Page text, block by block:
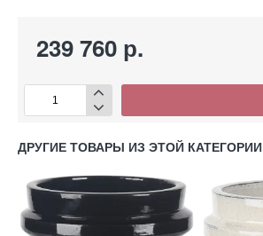
239 760 р.
ДРУГИЕ ТОВАРЫ ИЗ ЭТОЙ КАТЕГОРИИ